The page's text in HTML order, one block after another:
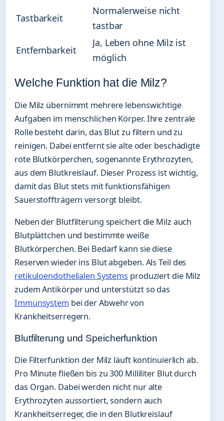
Tastbarkeit
Normalerweise nicht
tastbar
Entfernbarkeit
Ja, Leben ohne Milz ist
möglich
Welche Funktion hat die Milz?
Die Milz übernimmt mehrere lebenswichtige
Aufgaben im menschlichen Körper. Ihre zentrale
Rolle besteht darin, das Blut zu filtern und zu
reinigen. Dabei entfernt sie alte oder beschädigte
rote Blutkörperchen, sogenannte Erythrozyten,
aus dem Blutkreislauf. Dieser Prozess ist wichtig,
damit das Blut stets mit funktionsfähigen
Sauerstoffträgern versorgt bleibt.
Neben der Blutfilterung speichert die Milz auch
Blutplättchen und bestimmte weiße
Blutkörperchen. Bei Bedarf kann sie diese
Reserven wieder ins Blut abgeben. Als Teil des
retikuloendothelialen Systems produziert die Milz
zudem Antikörper und unterstützt so das
Immunsystem bei der Abwehr von
Krankheitserregern.
Blutfilterung und Speicherfunktion
Die Filterfunktion der Milz läuft kontinuierlich ab.
Pro Minute fließen bis zu 300 Milliliter Blut durch
das Organ. Dabei werden nicht nur alte
Erythrozyten aussortiert, sondern auch
Krankheitserreger, die in den Blutkreislauf